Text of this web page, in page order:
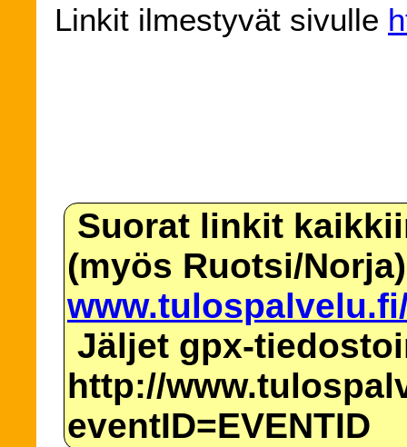
Linkit ilmestyvät sivulle
Suorat linkit
(myös Ruotsi/Norja)
Jäljet gpx-
http://
eventID=EVENTID